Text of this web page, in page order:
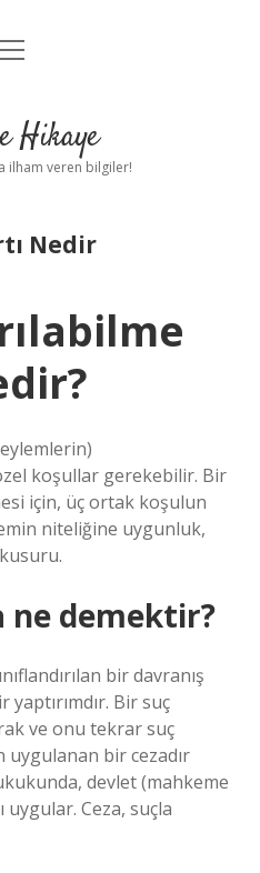
Uyarı
Hikaye
ilham veren bilgiler!
Nedir
koşullar gerekebilir. Bir
için, üç ortak koşulun
niteliğine uygunluk,
ne demektir?
bir davranış
yaptırımdır. Bir suç
ve onu tekrar suç
uygulanan bir cezadır
devlet (mahkeme
uygular. Ceza, suçla